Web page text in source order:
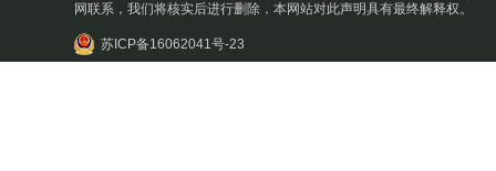
网联系，我们将核实后进行删除，本网站对此声明具有最终解释权。
苏ICP备16062041号-23